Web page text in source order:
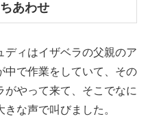
あわせ
ディはイザベラの父親のア
中で作業をしていて、その
がやって来て、そこでなに
な声で叫びました。